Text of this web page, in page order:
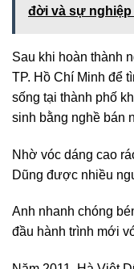
đời và sự
Sau khi hoàn thành
TP. Hồ Chí Minh để
sống tại thành phố
sinh bằng nghề bán
Nhờ vóc dáng cao
Dũng được nhiều
Anh nhanh chóng
đầu hành trình mới